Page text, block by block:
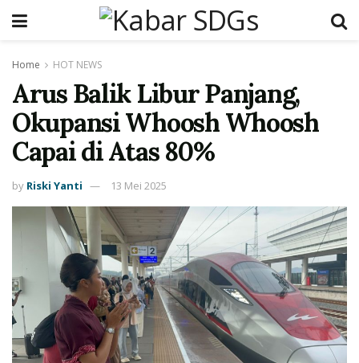
Home HOT NEWS
Arus Balik Libur Panjang,
Okupansi Whoosh Whoosh
Capai di Atas 80%
by Riski Yanti 13 Mei 2025